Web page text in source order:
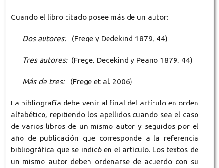
Cuando el libro citado posee más de un autor:
Dos autores:(Frege y Dedekind 1879, 44)
Tres autores:(Frege, Dedekind y Peano 1879, 44)
Más de tres:(Frege et al. 2006)
La bibliografía debe venir al final del artículo en orden
alfabético, repitiendo los apellidos cuando sea el caso
de varios libros de un mismo autor y seguidos por el
año de publicación que corresponde a la referencia
bibliográfica que se indicó en el artículo. Los textos de
un mismo autor deben ordenarse de acuerdo con su